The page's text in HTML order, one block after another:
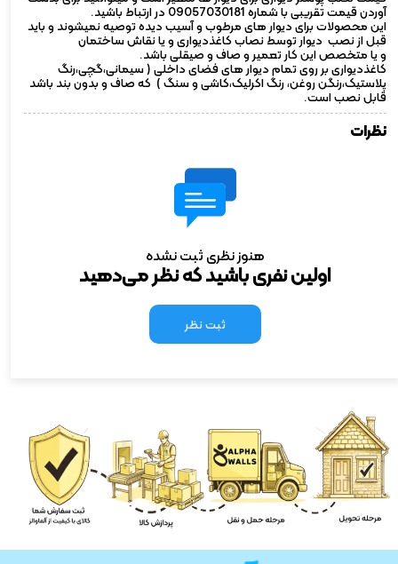
آوردن قیمت تقریبی با شماره 09057030181 در ارتباط باشید.
این محصولات برای دیوار های مرطوب و آسیب دیده توصیه نمیشوند و باید
قبل از نصب دیوار توسط نصاب کاغذدیواری و یا نقاش ساختمان
و یا متخصص این کار تعمیر و صاف و صیقلی باشد.
کاغذدیواری بر روی تمام دیوار های فضای داخلی ( سیمانی،گچی،رنگ
پلاستیک،رنگن روغن، رنگ اکرلیک،کاشی و سنگ ) که صاف و بدون بند باشد
قابل نصب است.
نظرات
هنوز نظری ثبت نشده
اولین نفری باشید که نظر می‌دهید
ثبت نظر